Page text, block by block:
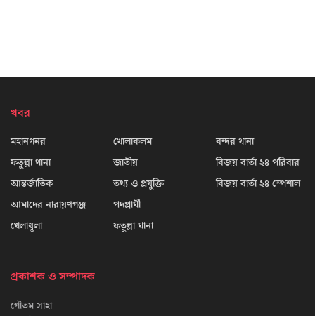
খবর
মহানগনর
ফতুল্লা থানা
আন্তর্জাতিক
আমাদের নারায়ণগঞ্জ
খেলাধূলা
খোলাকলম
জাতীয়
তথ্য ও প্রযুক্তি
পদপ্রার্থী
ফতুল্লা থানা
বন্দর থানা
বিজয় বার্তা ২৪ পরিবার
বিজয় বার্তা ২৪ স্পেশাল
প্রকাশক ও সম্পাদক
গৌতম সাহা